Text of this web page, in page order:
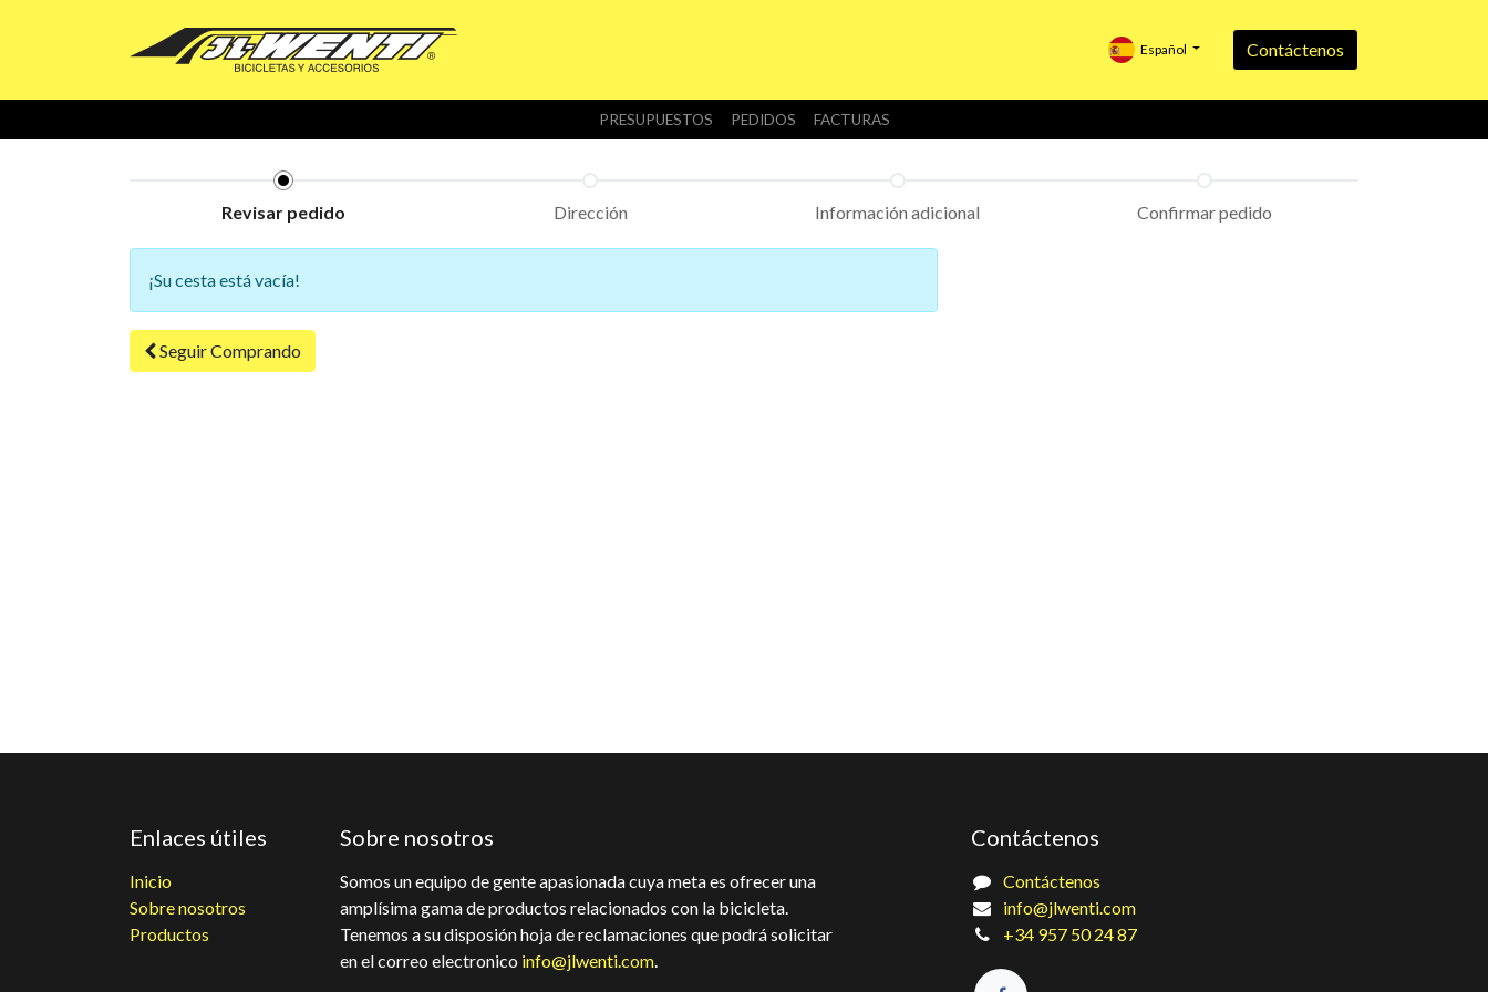
Español Contáctenos
PRESUPUESTOS PEDIDOS FACTURAS
Revisar pedido Dirección Información adicional Confirmar pedido
¡Su cesta está vacía!
SeguirComprando
Enlaces útiles
Inicio
Sobre nosotros
Productos
Sobre nosotros
Somos un equipo de gente apasionada cuya meta es ofrecer una
amplísima gama de productos relacionados con la bicicleta.
Tenemos a su disposión hoja de reclamaciones que podrá solicitar
en el correo electronico info@jlwenti.com
Contáctenos
Contáctenos
info@jlwenti.com
+34 957 50 24 87